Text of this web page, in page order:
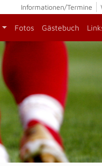
Informationen/Termine
Fotos Gästebuch